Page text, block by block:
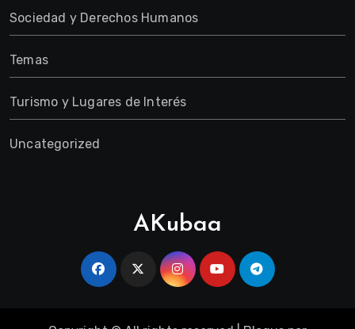
Sociedad y Derechos Humanos
Temas
Turismo y Lugares de Interés
Uncategorized
AKubaa